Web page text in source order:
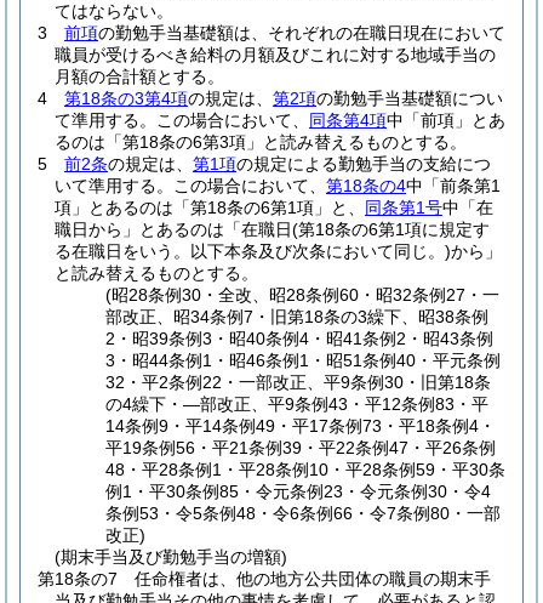
てはならない。
3
前項の勤勉手当基礎額は、それぞれの在職日現在において
職員が受けるべき給料の月額及びこれに対する地域手当の
月額の合計額とする。
4
第18条の3第4項の規定は、 第2項の勤勉手当基礎額につい
て準用する。
この場合において、 同条第4項中「前項」とあ
るのは「第18条の6第3項」と読み替えるものとする。
5
前2条の規定は、 第1項の規定による勤勉手当の支給につ
いて準用する。
この場合において、 第18条の4中「前条第1
項」とあるのは「第18条の6第1項」と、 同条第1号中「在
職日から」とあるのは「在職日(第18条の6第1項に規定す
る在職日をいう。以下本条及び次条において同じ。)から」
と読み替えるものとする。
(昭28条例30・全改、昭28条例60・昭32条例27・一
部改正、昭34条例7・旧第18条の3繰下、昭38条例
2・昭39条例3・昭40条例4・昭41条例2・昭43条例
3・昭44条例1・昭46条例1・昭51条例40・平元条例
32・平2条例22・一部改正、平9条例30・旧第18条
の4繰下・―部改正、平9条例43・平12条例83・平
14条例9・平14条例49・平17条例73・平18条例4・
平19条例56・平21条例39・平22条例47・平26条例
48・平28条例1・平28条例10・平28条例59・平30条
例1・平30条例85・令元条例23・令元条例30・令4
条例53・令5条例48・令6条例66・令7条例80・一部
改正)
(期末手当及び勤勉手当の増額)
第18条の7
任命権者は、他の地方公共団体の職員の期末手